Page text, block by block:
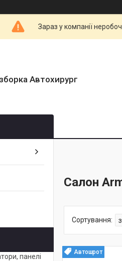
Зараз у компанії
Автохирург
Салон
Автошрот
панелі